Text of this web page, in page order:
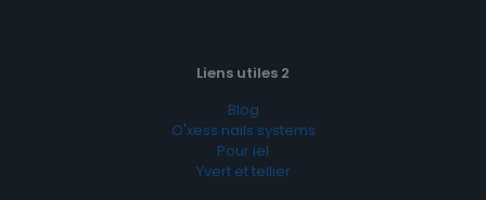
Liens utiles 2
Blog
O'xess nails systems
Pour iel
Yvert et tellier